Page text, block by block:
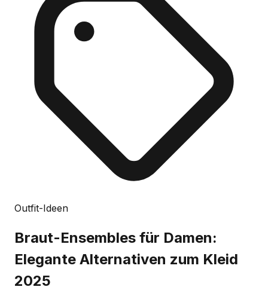
Outfit-Ideen
Braut-Ensembles für Damen:
Elegante Alternativen zum Kleid
2025